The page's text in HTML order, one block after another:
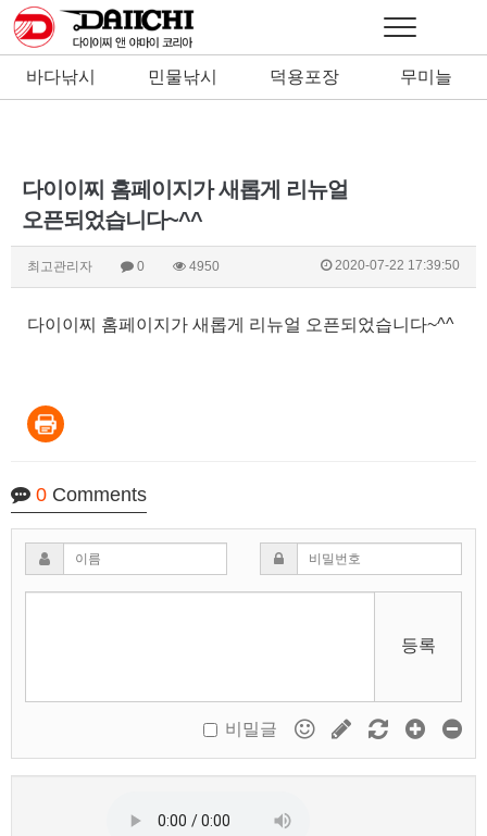
바다낚시 민물낚시 덕용포장 무미늘
다이이찌 홈페이지가 새롭게 리뉴얼
오픈되었습니다~^^
최고관리자 0 4950 2020-07-22 17:39:50
다이이찌 홈페이지가 새롭게 리뉴얼 오픈되었습니다~^^
0 Comments
등록
비밀글